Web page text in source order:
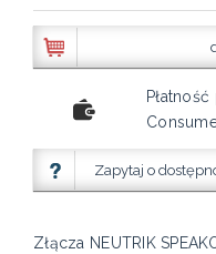
Zapytaj o
Złącza NEUTRIK